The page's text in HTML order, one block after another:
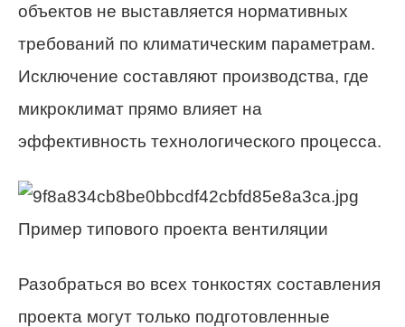
объектов не выставляется нормативных
требований по климатическим параметрам.
Исключение составляют производства, где
микроклимат прямо влияет на
эффективность технологического процесса.
Пример типового проекта вентиляции
Разобраться во всех тонкостях составления
проекта могут только подготовленные